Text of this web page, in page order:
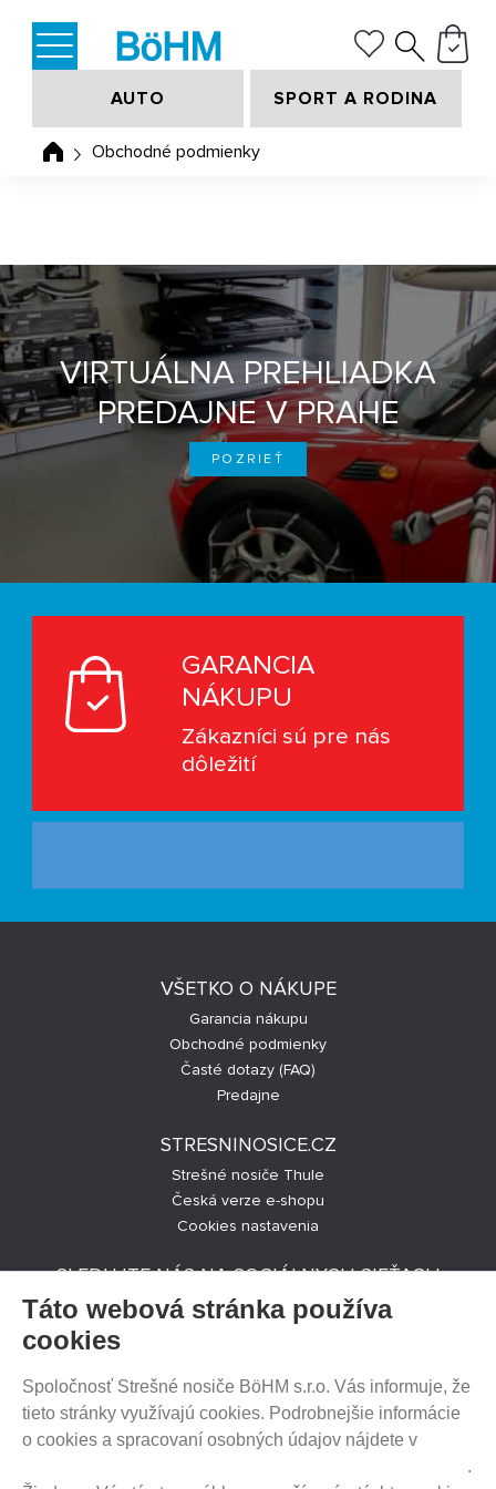
AUTO SPORT A RODINA
Obchodné podmienky
VIRTUÁLNA PREHLIADKA
PREDAJNE V PRAHE
POZRIEŤ
GARANCIA
NÁKUPU
Zákazníci sú pre nás
dôležití
VŠETKO O NÁKUPE
Garancia nákupu
Obchodné podmienky
Časté dotazy (FAQ)
Predajne
STRESNINOSICE.CZ
Strešné nosiče Thule
Česká verze e-shopu
Cookies nastavenia
SLEDUJTE NÁS NA SOCIÁLNYCH SIEŤACH
PREDAJ NA SPLÁTKY
Táto webová stránka používa
cookies
Spoločnosť Strešné nosiče BöHM s.r.o. Vás informuje, že
tieto stránky využívajú cookies. Podrobnejšie informácie
o cookies a spracovaní osobných údajov nájdete v
.